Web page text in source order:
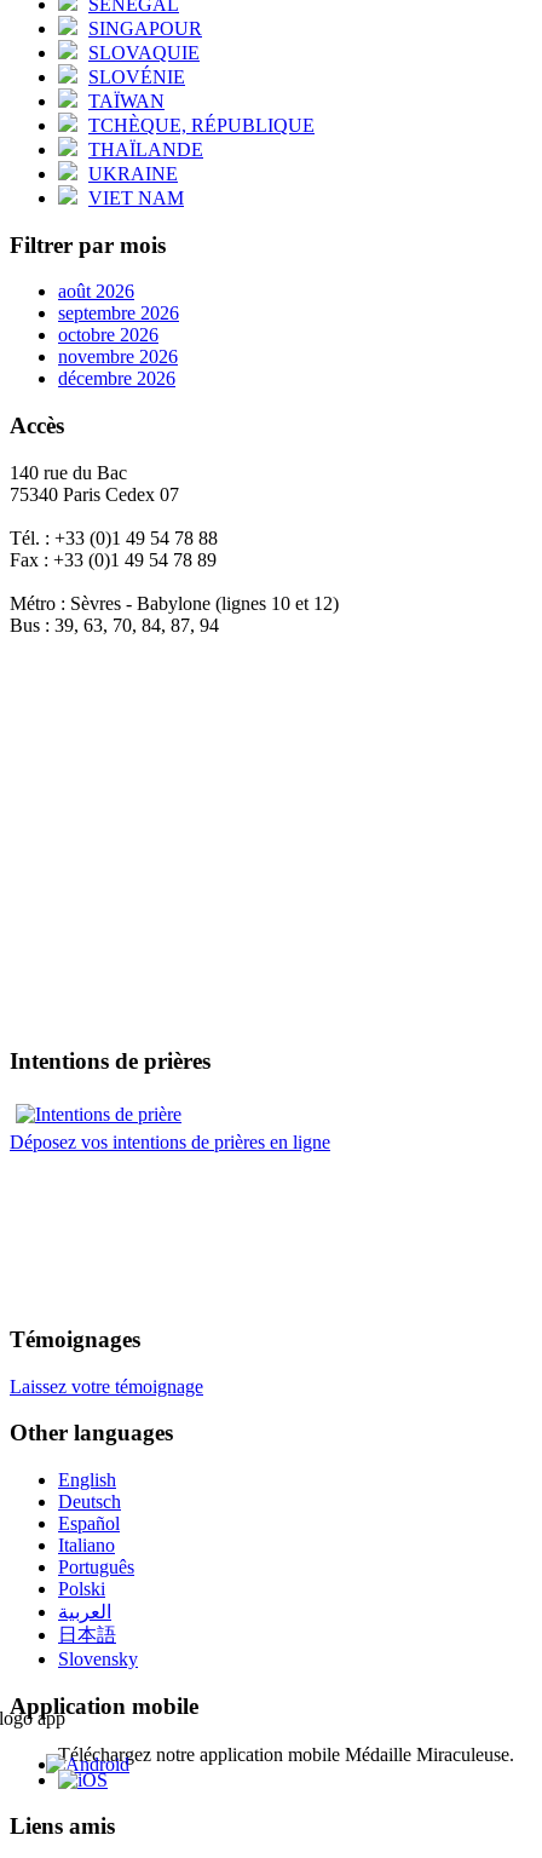
SINGAPOUR
SLOVAQUIE
SLOVÉNIE
TAÏWAN
TCHÈQUE, RÉPUBLIQUE
THAÏLANDE
UKRAINE
VIET NAM
Filtrer par mois
août 2026
septembre 2026
octobre 2026
novembre 2026
décembre 2026
Accès
140 rue du Bac
75340 Paris Cedex 07
Tél. : +33 (0)1 49 54 78 88
Fax : +33 (0)1 49 54 78 89
Métro : Sèvres - Babylone (lignes 10 et 12)
Bus : 39, 63, 70, 84, 87, 94
Intentions de prières
Déposez vos intentions de prières en ligne
Témoignages
Laissez votre témoignage
Other languages
English
Deutsch
Español
Italiano
Português
Polski
العربية
日本語
Slovensky
Application mobile
Téléchargez notre application mobile Médaille Miraculeuse.
Liens amis